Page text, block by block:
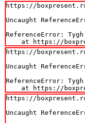
https://
Uncaught
ReferenceError:
at https://
https://
Uncaught
ReferenceError:
at https://
https://
Uncaught